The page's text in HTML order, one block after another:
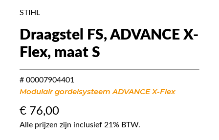
STIHL
Draagstel FS, ADVANCE X-
Flex, maat S
# 00007904401
Modulair gordelsysteem ADVANCE X-Flex
€ 76,00
Alle prijzen zijn inclusief 21% BTW.